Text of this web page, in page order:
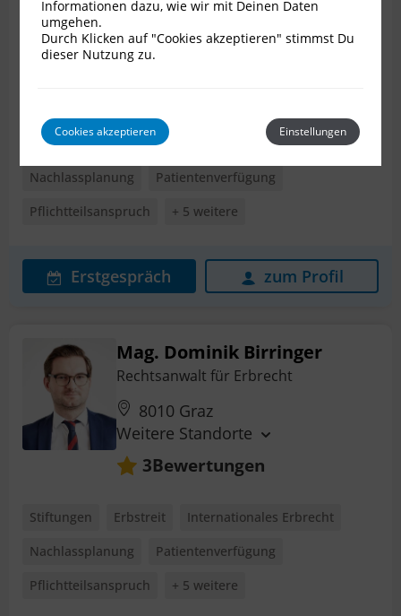
8010 Graz
Stiftungen Erbstreit
Internationales Erbrecht
Nachlassplanung
Patientenverfügung
Pflichtteilsanspruch
+ 5 weitere
Erstgespräch zum Profil
Mag. Dominik Birringer
Rechtsanwalt für Erbrecht
8010 Graz
Weitere Standorte
3Bewertungen
Stiftungen Erbstreit
Internationales Erbrecht
Nachlassplanung
Patientenverfügung
Pflichtteilsanspruch
+ 5 weitere
Informationen dazu, wie wir mit Deinen Daten
umgehen.
Durch Klicken auf "Cookies akzeptieren" stimmst Du
dieser Nutzung zu.
Cookies akzeptieren Einstellungen